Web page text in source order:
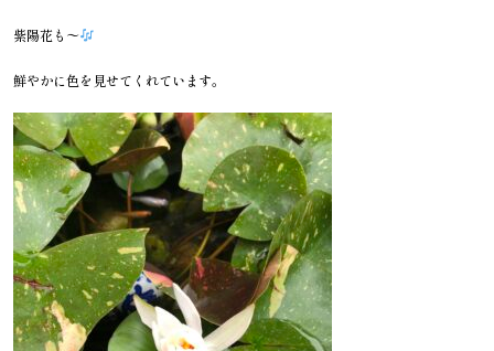
紫陽花も〜
鮮やかに色を見せてくれています。